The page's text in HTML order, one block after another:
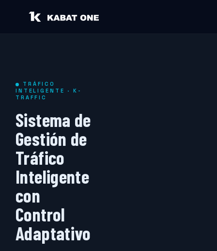
TRÁFICO
INTELIGENTE · K-
TRAFFIC
Sistema de
Gestión de
Tráfico
Inteligente
con
Control
Adaptativo